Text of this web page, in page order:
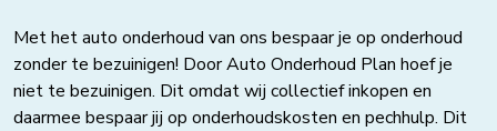
Met het auto onderhoud van ons bespaar je op onderhoud
zonder te bezuinigen! Door Auto Onderhoud Plan hoef je
niet te bezuinigen. Dit omdat wij collectief inkopen en
daarmee bespaar jij op onderhoudskosten en pechhulp. Dit